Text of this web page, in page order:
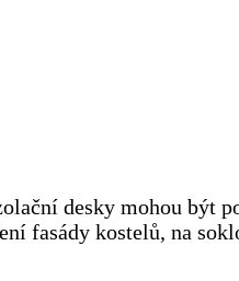
desky mohou být
fasády kostelů, na